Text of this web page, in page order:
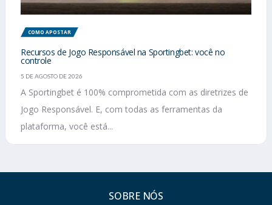
COMO APOSTAR
Recursos de Jogo Responsável na Sportingbet: você no
controle
5 DE AGOSTO DE 2026
A Sportingbet é 100% comprometida com as diretrizes de
Jogo Responsável. E, com todas as ferramentas da
plataforma, você está...
SOBRE NÓS